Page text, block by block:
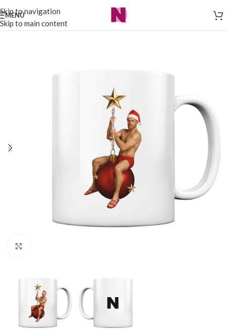
Skip to navigation
Skip to main content
MENÜ